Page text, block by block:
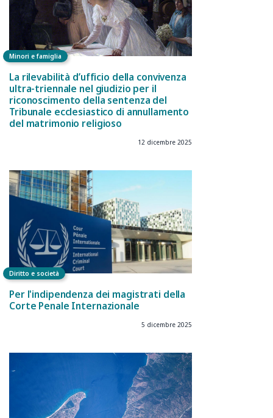
Minori e famiglia
La rilevabilità d’ufficio della convivenza
ultra-triennale nel giudizio per il
riconoscimento della sentenza del
Tribunale ecclesiastico di annullamento
del matrimonio religioso
12 dicembre 2025
Diritto e società
Per l'indipendenza dei magistrati della
Corte Penale Internazionale
5 dicembre 2025